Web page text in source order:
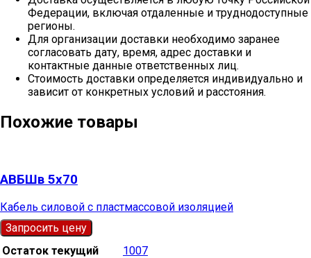
Федерации, включая отдаленные и труднодоступные
регионы.
Для организации доставки необходимо заранее
согласовать дату, время, адрес доставки и
контактные данные ответственных лиц.
Стоимость доставки определяется индивидуально и
зависит от конкретных условий и расстояния.
Похожие товары
АВБШв 5х70
Кабель силовой с пластмассовой изоляцией
Запросить цену
Остаток текущий
1007